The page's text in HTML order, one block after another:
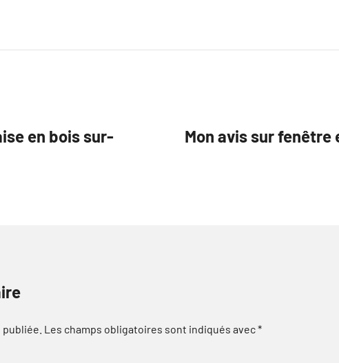
en bois sur-
Mon avis sur
Les champs obligatoires sont indiqués avec*